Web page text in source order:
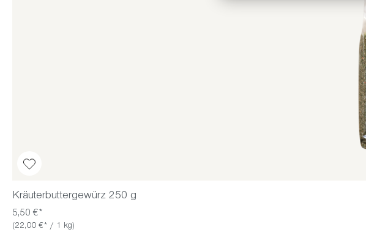
Kräuterbuttergewürz 250 g
5,50 €*
(22,00 €* / 1 kg)